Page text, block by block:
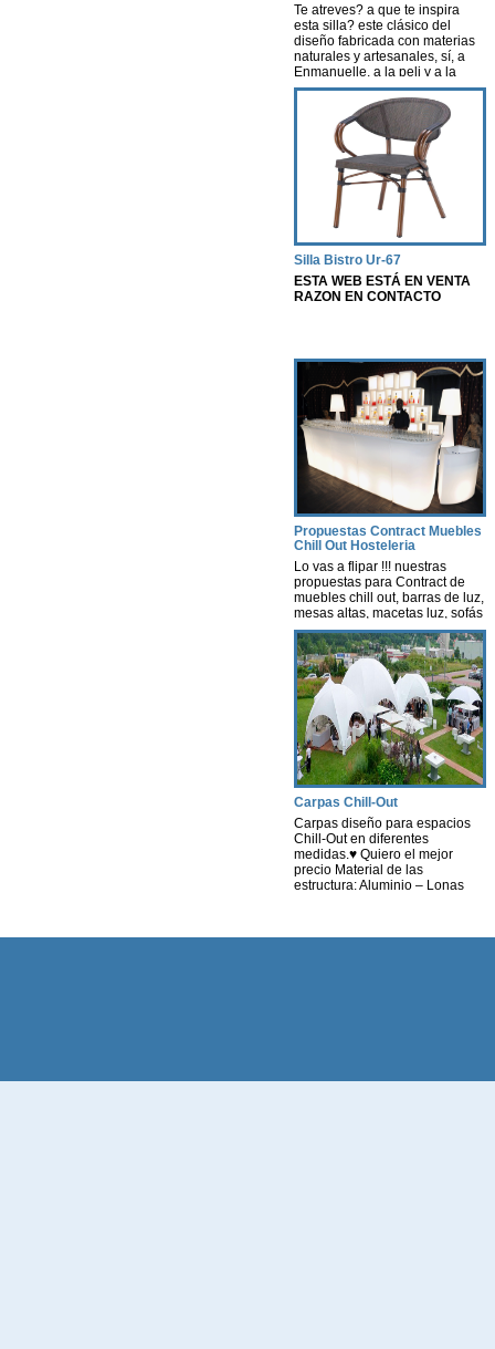
Te atreves? a que te inspira
esta silla? este clásico del
diseño fabricada con materias
naturales y artesanales, sí, a
Enmanuelle, a la peli y a la
actriz, una pelicula que creó
escuela. Esta silla nos evoca
aires de nostalgia, libertad y
porque no decirlo…cierta
sexualidad…
Silla Bistro Ur-67
ESTA WEB ESTÁ EN VENTA
RAZON EN CONTACTO
Propuestas Contract Muebles
Chill Out Hosteleria
Lo vas a flipar !!! nuestras
propuestas para Contract de
muebles chill out, barras de luz,
mesas altas, macetas luz, sofás
con luz, lámparas, decoración
con luz leds con autonomía
propia, nosotros te hacemos un
estudio según tus necesidades
y presupuesto. Contract-
instalaciones -Hosteleria -
muebles terraza chill out Ya sea
para cualquier tipo de Evento
[…]
Carpas Chill-Out
Carpas diseño para espacios
Chill-Out en diferentes
medidas.♥ Quiero el mejor
precio Material de las
estructura: Aluminio – Lonas